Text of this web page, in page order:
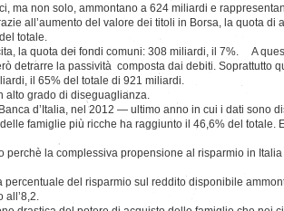
ma non solo, ammontano a 624 miliardi e
all’aumento del valore dei titoli in Borsa, la quota di
totale.
la quota dei fondi comuni: 308 miliardi, il 7%. A
detrarre la passività composta dai debiti. Soprattutto
il 65% del totale di 921 miliardi.
alto grado di diseguaglianza.
d’Italia, nel 2012 — ultimo anno in cui i dati sono
famiglie più ricche ha raggiunto il 46,6% del totale.
perchè la complessiva propensione al risparmio in Italia
percentuale del risparmio sul reddito disponibile
all’8,2.